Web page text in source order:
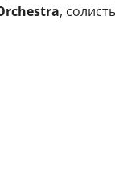
,